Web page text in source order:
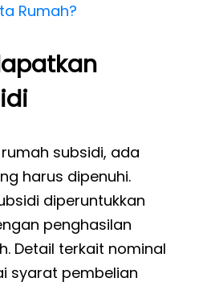
Rumah?
subsidi, ada
harus dipenuhi.
diperuntukkan
penghasilan
Detail terkait nominal
syarat pembelian